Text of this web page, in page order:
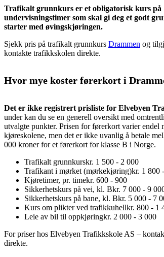
Trafikalt grunnkurs er et obligatorisk kurs på
undervisningstimer som skal gi deg et godt
starter med øvingskjøringen.
Sjekk pris på trafikalt grunnkurs Drammen og
kontakte trafikkskolen direkte.
Hvor mye koster førerkort i
Det er ikke registrert prisliste for Elvebyen
under kan du se en generell oversikt med
utvalgte punkter. Prisen for førerkort varier endel
kjøreskolene, men det er ikke uvanlig å betale
000 kroner for et førerkort for klasse B i Norge.
Trafikalt grunnkurskr. 1 500 - 2 000
Trafikant i mørket (mørkekjøring)kr. 1 800
Kjøretimer, pr. timekr. 600 - 900
Sikkerhetskurs på vei, kl. Bkr. 7 000 - 9
Sikkerhetskurs på bane, kl. Bkr. 5 000 - 7
Kurs om plikter ved trafikkuhellkr. 800 - 1
Leie av bil til oppkjøringkr. 2 000 - 3 000
For priser hos Elvebyen Trafikkskole AS –
direkte.